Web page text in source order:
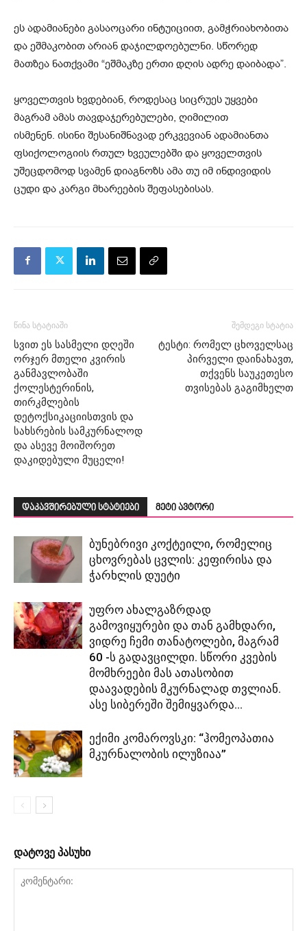
ეს ადამიანები გასაოცარი ინტუიციით, გამჭრიახობითა
და ეშმაკობით არიან დაჯილდოებულნი. სწორედ
მათზეა ნათქვამი “ეშმაკზე ერთი დღის ადრე დაიბადა”.
ყოველთვის ხვდებიან, როდესაც სიცრუეს უყვები
მაგრამ ამას თავდაჯერებულები, ღიმილით
ისმენენ. ისინი შესანიშნავად ერკვევიან ადამიანთა
ფსიქოლოგიის რთულ ხვეულებში და ყოველთვის
უშეცდომოდ სვამენ დიაგნოზს ამა თუ იმ ინდივიდის
ცუდი და კარგი მხარეების შეფასებისას.
წინა სტატიაში
სვით ეს სასმელი დღეში
ორჯერ მთელი კვირის
განმავლობაში
ქოლესტერინის,
თირკმლების
დეტოქსიკაციისთვის და
სახსრების სამკურნალოდ
და ასევე მოიშორეთ
დაკიდებული მუცელი!
შემდეგი სტატია
ტესტი: რომელ ცხოველსაც
პირველი დაინახავთ,
თქვენს საუკეთესო
თვისებას გაგიმხელთ
დაკავშირებული სტატიები მეტი ავტორი
ბუნებრივი კოქტეილი, რომელიც
ცხოვრებას ცვლის: კეფირისა და
ჭარხლის დუეტი
უფრო ახალგაზრდად
გამოვიყურები და თან გამხდარი,
ვიდრე ჩემი თანატოლები, მაგრამ
60 -ს გადავცილდი. სწორი კვების
მომხრეები მას ათასობით
დაავადების მკურნალად თვლიან.
ასე სიბერეში შემიყვარდა...
ექიმი კომაროვსკი: “ჰომეოპათია
მკურნალობის ილუზიაა”
დატოვე პასუხი